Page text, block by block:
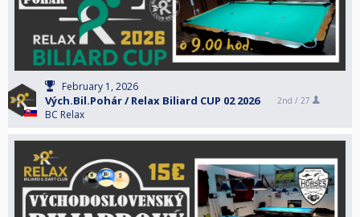
February 1, 2026
Vých.Bil.Pohár / Relax Biliard CUP 02 2026
BC Relax
2nd / 27